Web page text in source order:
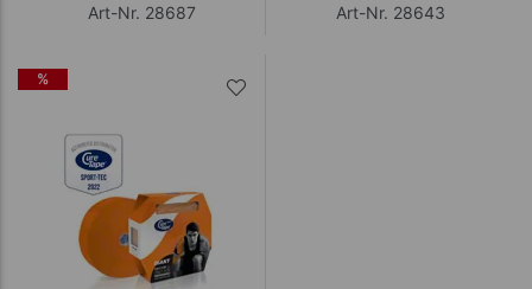
Art-Nr. 28687
Art-Nr. 28643
%